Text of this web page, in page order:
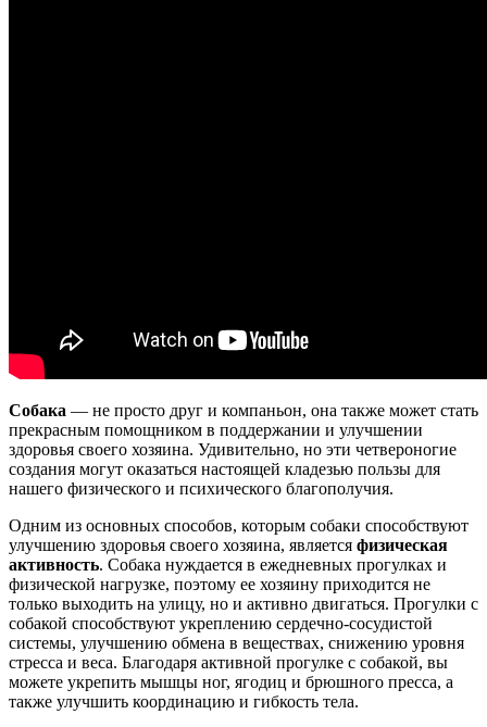
Собака — не просто друг и компаньон, она также может стать
прекрасным помощником в поддержании и улучшении
здоровья своего хозяина. Удивительно, но эти четвероногие
создания могут оказаться настоящей кладезью пользы для
нашего физического и психического благополучия.
Одним из основных способов, которым собаки способствуют
улучшению здоровья своего хозяина, является физическая
активность. Собака нуждается в ежедневных прогулках и
физической нагрузке, поэтому ее хозяину приходится не
только выходить на улицу, но и активно двигаться. Прогулки с
собакой способствуют укреплению сердечно-сосудистой
системы, улучшению обмена в веществах, снижению уровня
стресса и веса. Благодаря активной прогулке с собакой, вы
можете укрепить мышцы ног, ягодиц и брюшного пресса, а
также улучшить координацию и гибкость тела.